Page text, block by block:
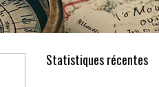
Statistiques récentes